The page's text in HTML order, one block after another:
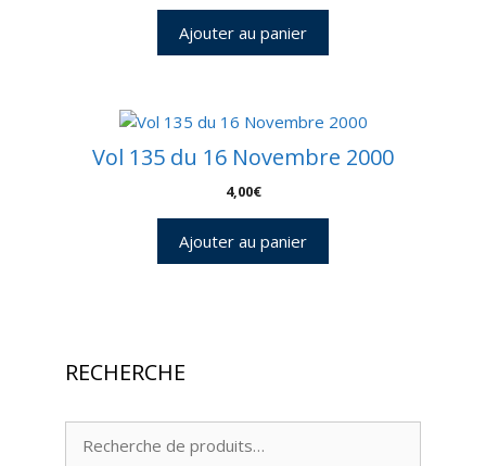
Ajouter au panier
Vol 135 du 16 Novembre 2000
4,00€
Ajouter au panier
RECHERCHE
Recherche